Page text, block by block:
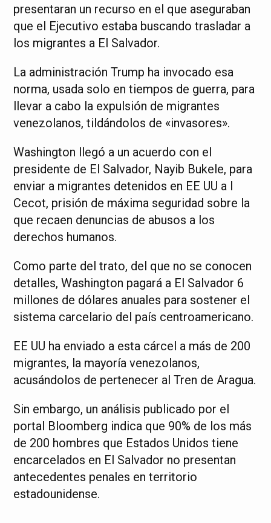
presentaran un recurso en el que aseguraban
que el Ejecutivo estaba buscando trasladar a
los migrantes a El Salvador.
La administración Trump ha invocado esa
norma, usada solo en tiempos de guerra, para
llevar a cabo la expulsión de migrantes
venezolanos, tildándolos de «invasores».
Washington llegó a un acuerdo con el
presidente de El Salvador, Nayib Bukele, para
enviar a migrantes detenidos en EE UU a l
Cecot, prisión de máxima seguridad sobre la
que recaen denuncias de abusos a los
derechos humanos.
Como parte del trato, del que no se conocen
detalles, Washington pagará a El Salvador 6
millones de dólares anuales para sostener el
sistema carcelario del país centroamericano.
EE UU ha enviado a esta cárcel a más de 200
migrantes, la mayoría venezolanos,
acusándolos de pertenecer al Tren de Aragua.
Sin embargo, un análisis publicado por el
portal Bloomberg indica que 90% de los más
de 200 hombres que Estados Unidos tiene
encarcelados en El Salvador no presentan
antecedentes penales en territorio
estadounidense.